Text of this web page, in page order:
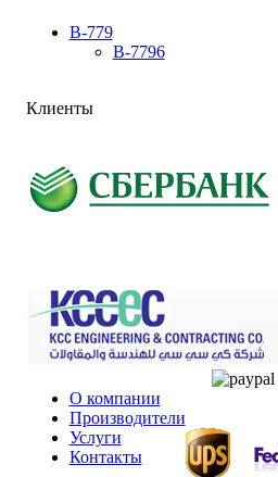
B-779
B-7796
Клиенты
О компании
Производители
Услуги
Контакты